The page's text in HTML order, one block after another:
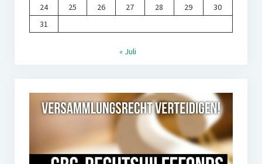
24
25 26 27 28 29
30
31
« Juli